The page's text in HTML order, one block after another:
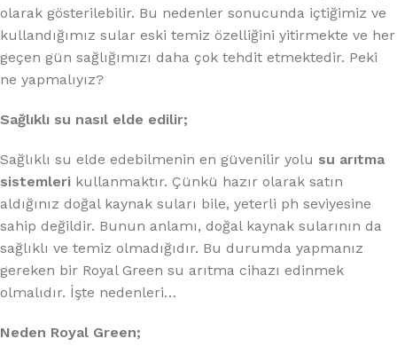
olarak gösterilebilir. Bu nedenler sonucunda içtiğimiz ve
kullandığımız sular eski temiz özelliğini yitirmekte ve her
geçen gün sağlığımızı daha çok tehdit etmektedir. Peki
ne yapmalıyız?
Sağlıklı su nasıl elde edilir;
Sağlıklı su elde edebilmenin en güvenilir yolu su arıtma
sistemleri kullanmaktır. Çünkü hazır olarak satın
aldığınız doğal kaynak suları bile, yeterli ph seviyesine
sahip değildir. Bunun anlamı, doğal kaynak sularının da
sağlıklı ve temiz olmadığıdır. Bu durumda yapmanız
gereken bir Royal Green su arıtma cihazı edinmek
olmalıdır. İşte nedenleri…
Neden Royal Green;